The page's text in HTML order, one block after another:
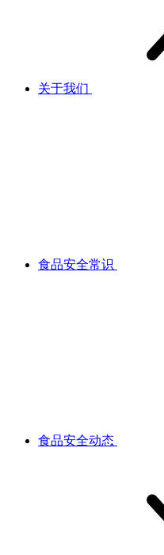
关于我们
食品安全常识
食品安全动态